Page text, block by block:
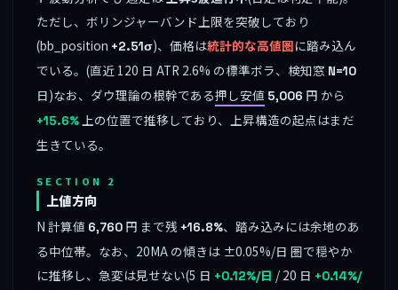
ただし、ボリンジャーバンド上限を突破しており
(bb_position +2.51σ)、価格は統計的な高値圏に踏み込ん
でいる。(直近 120 日 ATR 2.6% の標準ボラ、検知窓 N=10
日)なお、ダウ理論の根幹である押し安値 5,006 円 から
+15.6%上の位置で推移しており、上昇構造の起点はまだ
生きている。
SECTION 2
上値方向
N 計算値 6,760 円 まで残 +16.8%、踏み込みには余地のあ
る中位帯。なお、20MA の傾きは ±0.05%/日 圏で穏やか
に推移し、急変は見せない(5 日 +0.12%/日 / 20 日 +0.14%/